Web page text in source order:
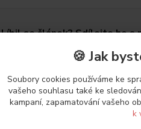
Líbil se článek? Sdílejte ho s
🍪 Jak
Soubory cookies používáme ke
vašeho souhlasu také ke
kampaní, zapamatování vašeho
k